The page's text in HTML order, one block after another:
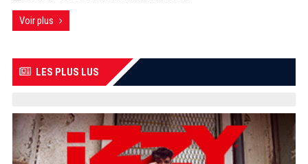
Voir plus
LES PLUS LUS